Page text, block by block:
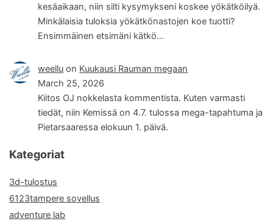
kesäaikaan, niin silti kysymykseni koskee yökätköilyä.
Minkälaisia tuloksia yökätkönastojen koe tuotti?
Ensimmäinen etsimäni kätkö…
weellu on Kuukausi Rauman megaan
March 25, 2026
Kiitos OJ nokkelasta kommentista. Kuten varmasti
tiedät, niin Kemissä on 4.7. tulossa mega-tapahtuma ja
Pietarsaaressa elokuun 1. päivä.
Kategoriat
3d-tulostus
6123tampere sovellus
adventure lab